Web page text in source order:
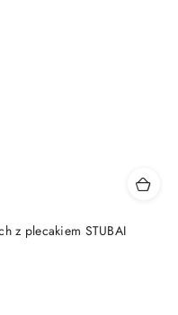
z plecakiem STUBAI